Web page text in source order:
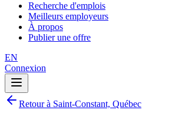
Recherche d'emplois
Meilleurs employeurs
À propos
Publier une offre
EN
Connexion
Retour à Saint-Constant, Québec